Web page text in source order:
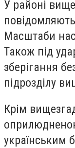
У районі
Масштаби
Також під
зберігання
підрозділу
Крім
українським